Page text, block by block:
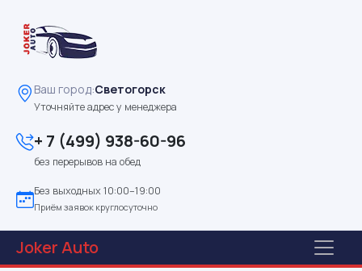
Ваш город:Светогорск
Уточняйте адрес у менеджера
+ 7 (499) 938-60-96
без перерывов на обед
Без выходных 10:00–19:00
Приём заявок круглосуточно
JokerAuto